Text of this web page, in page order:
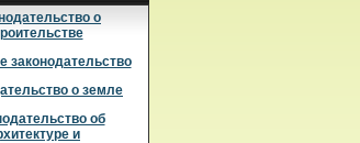
о
законодательство
о земле
об
и